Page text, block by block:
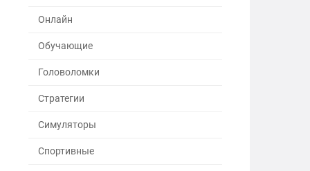
Онлайн
Обучающие
Головоломки
Стратегии
Симуляторы
Спортивные